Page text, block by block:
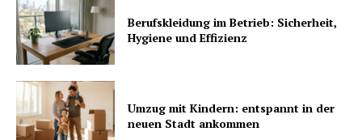
Berufskleidung im Betrieb: Sicherheit,
Hygiene und Effizienz
Umzug mit Kindern: entspannt in der
neuen Stadt ankommen